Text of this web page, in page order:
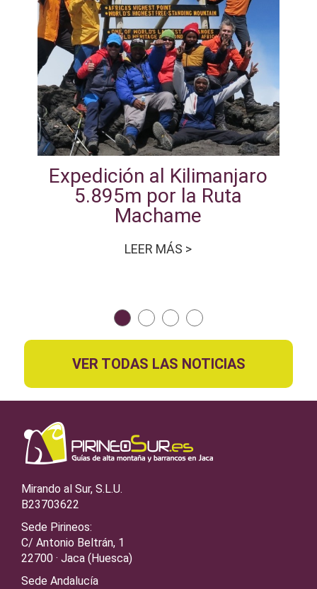
Expedición al Kilimanjaro
5.895m por la Ruta
Machame
LEER MÁS >
VER TODAS LAS NOTICIAS
Mirando al Sur, S.L.U.
B23703622
Sede Pirineos:
C/ Antonio Beltrán, 1
22700 · Jaca (Huesca)
Sede Andalucía